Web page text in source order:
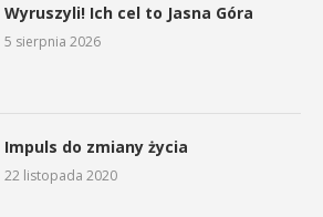
Wyruszyli! Ich cel to Jasna Góra
5 sierpnia 2026
Impuls do zmiany życia
22 listopada 2020